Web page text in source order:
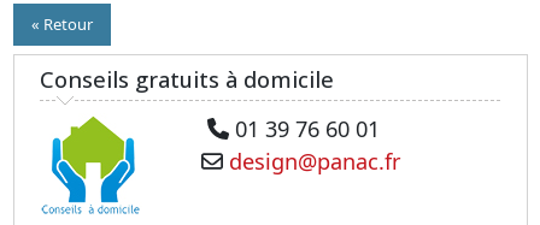
« Retour
Conseils gratuits à domicile
01 39 76 60 01
design@panac.fr